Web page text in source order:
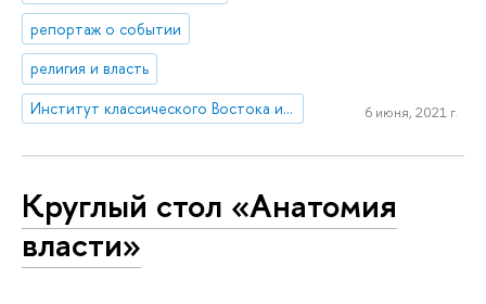
репортаж о событии
религия и власть
Институт классического Востока и античности
6 июня, 2021 г.
Круглый стол «Анатомия
власти»